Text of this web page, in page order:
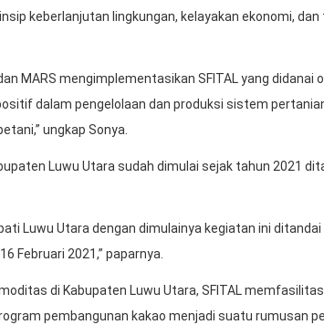
keberlanjutan lingkungan, kelayakan ekonomi,
MARS mengimplementasikan SFITAL yang didanai
dalam pengelolaan dan produksi sistem
ungkap Sonya.
Luwu Utara sudah dimulai sejak tahun 2021
Luwu Utara dengan dimulainya kegiatan ini
Februari 2021,” paparnya.
di Kabupaten Luwu Utara, SFITAL
pembangunan kakao menjadi suatu rumusan